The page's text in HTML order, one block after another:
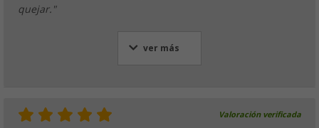
quejar."
ver más
Valoración verificada